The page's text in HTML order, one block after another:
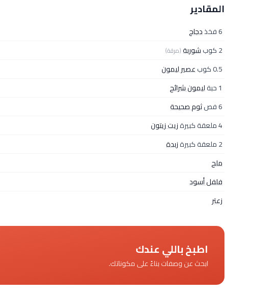
المقادير
6 فخذ
دجاج
2 كوب
شوربة(مرقة)
0.5 كوب
عصير ليمون
1 حبة
ليمون شرائح
6 فص
ثوم صحيحة
4 ملعقة كبيرة
زيت زيتون
2 ملعقة كبيرة
زبدة
ملح
فلفل أسود
زعتر
اطبخ باللي عندك
ابحث عن وصفات بناءً على مكوناتك.